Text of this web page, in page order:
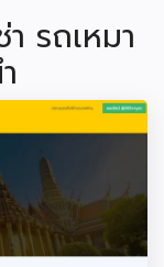
รถเหมา